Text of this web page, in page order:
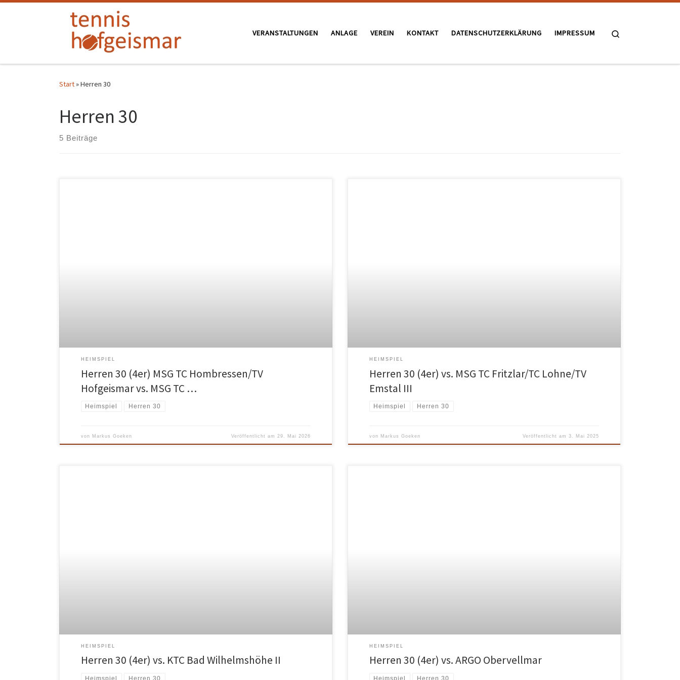
Zum Inhalt springen
VERANSTALTUNGEN ANLAGE VEREIN KONTAKT DATENSCHUTZERKLÄRUNG IMPRESSUM
Start»Herren 30
Herren 30
5 Beiträge
HEIMSPIEL
Herren 30 (4er) MSG TC Hombressen/TV
Hofgeismar vs. MSG TC …
Heimspiel Herren 30
von Markus Goeken Veröffentlicht am 29. Mai 2026
HEIMSPIEL
Herren 30 (4er) vs. MSG TC Fritzlar/TC Lohne/TV
Emstal III
Heimspiel Herren 30
von Markus Goeken Veröffentlicht am3. Mai 2025
HEIMSPIEL
Herren 30 (4er) vs. KTC Bad Wilhelmshöhe II
Heimspiel Herren 30
HEIMSPIEL
Herren 30 (4er) vs. ARGO Obervellmar
Heimspiel Herren 30